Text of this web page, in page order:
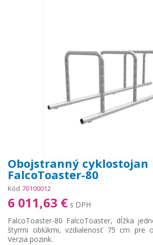
Obojstranný cyklostojan
FalcoToaster-80
Kód 70100012
6 011,63 € s DPH
FalcoToaster-80 FalcoToaster, dĺžka
štyrmi oblúkmi, vzdialenosť 75 cm pre
Verzia pozink.